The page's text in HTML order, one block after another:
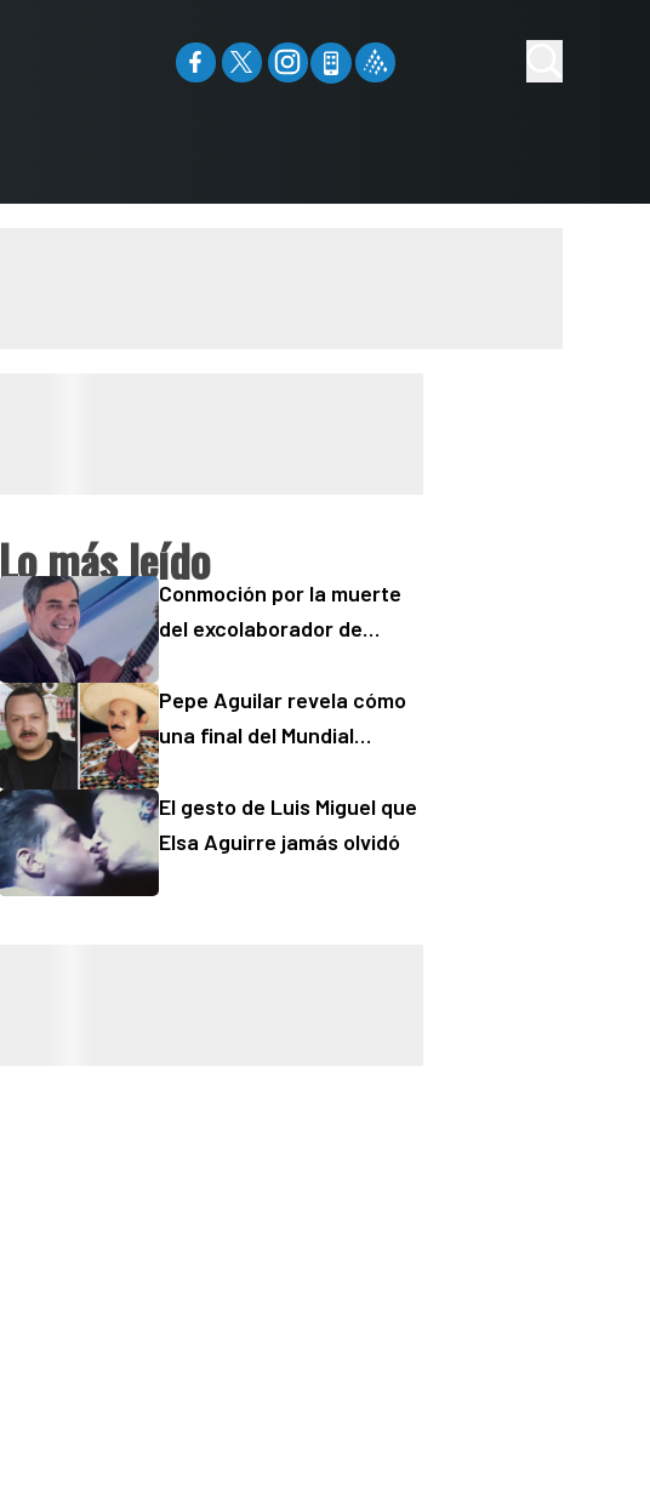
Lo más leído
Conmoción por la muerte
del excolaborador de
“Checo” Padilla
Pepe Aguilar revela cómo
una final del Mundial
salud de Antonio Aguilar
El gesto de Luis Miguel que
Elsa Aguirre jamás olvidó